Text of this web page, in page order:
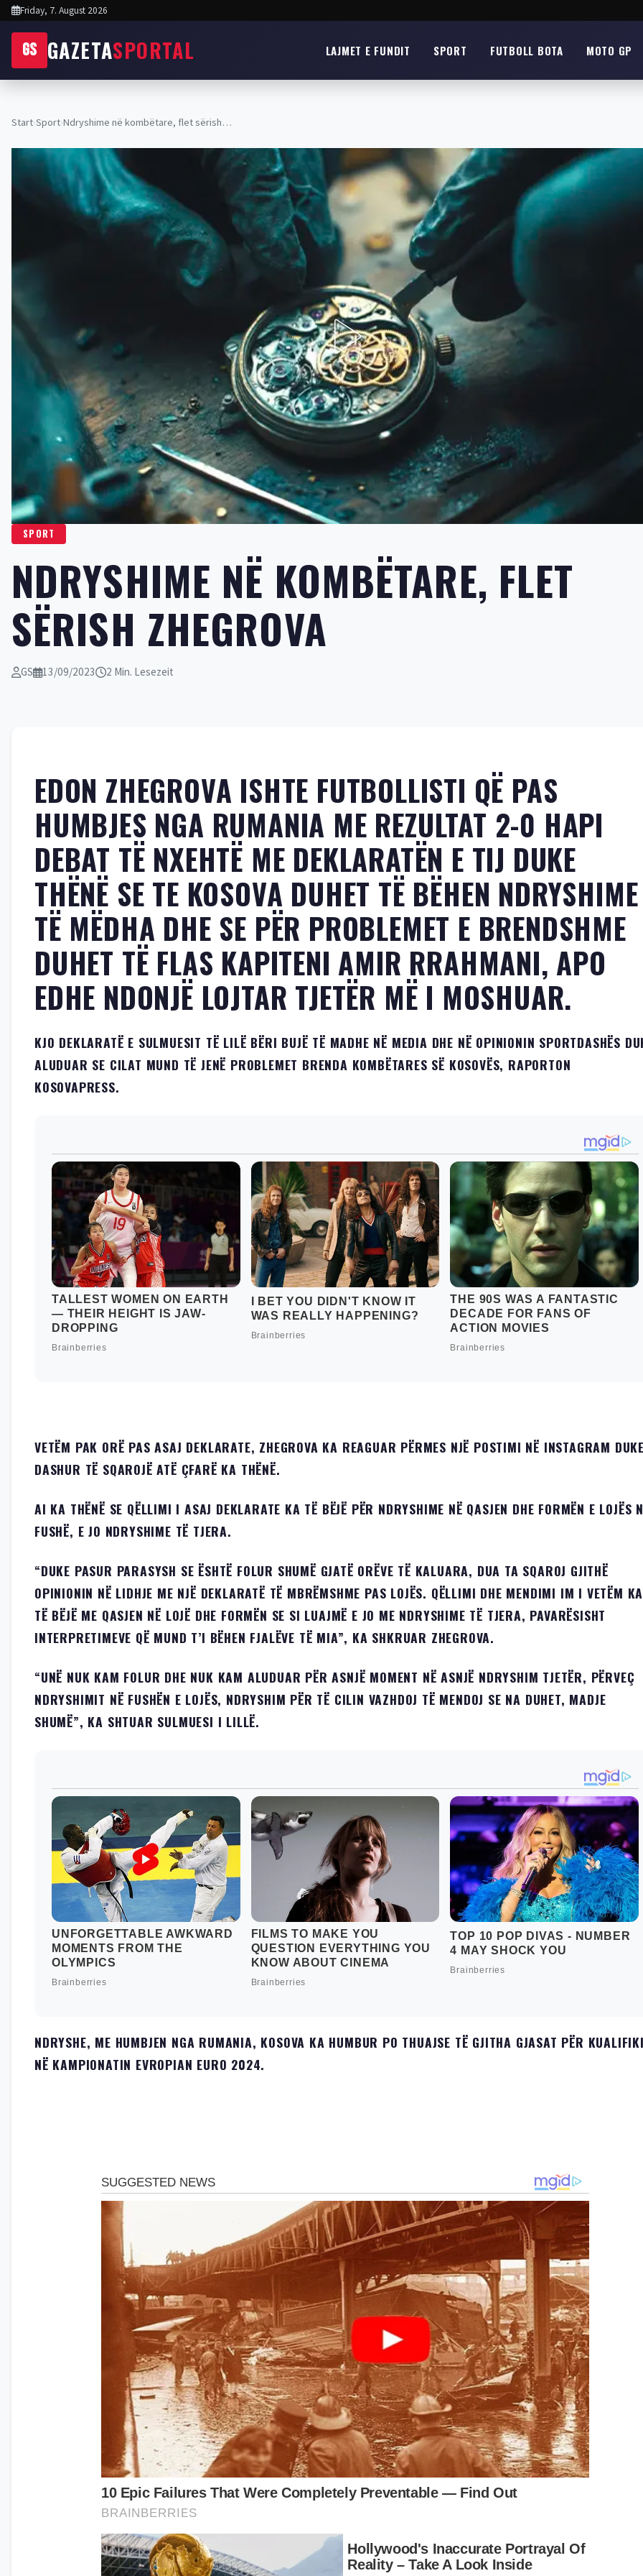
Friday, 7. August 2026
GS GAZETASPORTAL LAJMET E FUNDIT SPORT FUTBOLL BOTA MOTO GP
Start›Sport›​Ndryshime në kombëtare, flet sërish…
SPORT
​NDRYSHIME NË KOMBËTARE, FLET
SËRISH ZHEGROVA
GS 13/09/2023 2 Min. Lesezeit
EDON ZHEGROVA ISHTE FUTBOLLISTI QË PAS
HUMBJES NGA RUMANIA ME REZULTAT 2-0 HAPI
DEBAT TË NXEHTË ME DEKLARATËN E TIJ DUKE
THËNË SE TE KOSOVA DUHET TË BËHEN NDRYSHIME
TË MËDHA DHE SE PËR PROBLEMET E BRENDSHME
DUHET TË FLAS KAPITENI AMIR RRAHMANI, APO
EDHE NDONJË LOJTAR TJETËR MË I MOSHUAR.
KJO DEKLARATË E SULMUESIT TË LILË BËRI BUJË TË MADHE NË MEDIA DHE NË OPINIONIN SPORTDASHËS
ALUDUAR SE CILAT MUND TË JENË PROBLEMET BRENDA KOMBËTARES SË KOSOVËS, RAPORTON
KOSOVAPRESS.
VETËM PAK ORË PAS ASAJ DEKLARATE, ZHEGROVA KA REAGUAR PËRMES NJË POSTIMI NË INSTAGRAM
DASHUR TË SQAROJË ATË ÇFARË KA THËNË.
AI KA THËNË SE QËLLIMI I ASAJ DEKLARATE KA TË BËJË PËR NDRYSHIME NË QASJEN DHE FORMËN E LOJËS
FUSHË, E JO NDRYSHIME TË TJERA.
“DUKE PASUR PARASYSH SE ËSHTË FOLUR SHUMË GJATË ORËVE TË KALUARA, DUA TA SQAROJ GJITHË
OPINIONIN NË LIDHJE ME NJË DEKLARATË TË MBRËMSHME PAS LOJËS. QËLLIMI DHE MENDIMI IM I VETËM KA
TË BËJË ME QASJEN NË LOJË DHE FORMËN SE SI LUAJMË E JO ME NDRYSHIME TË TJERA, PAVARËSISHT
INTERPRETIMEVE QË MUND T’I BËHEN FJALËVE TË MIA”, KA SHKRUAR ZHEGROVA.
“UNË NUK KAM FOLUR DHE NUK KAM ALUDUAR PËR ASNJË MOMENT NË ASNJË NDRYSHIM TJETËR, PËRVEÇ
NDRYSHIMIT NË FUSHËN E LOJËS, NDRYSHIM PËR TË CILIN VAZHDOJ TË MENDOJ SE NA DUHET, MADJE
SHUMË”, KA SHTUAR SULMUESI I LILLË.
NDRYSHE, ME HUMBJEN NGA RUMANIA, KOSOVA KA HUMBUR PO THUAJSE TË GJITHA GJASAT PËR
NË KAMPIONATIN EVROPIAN EURO 2024.